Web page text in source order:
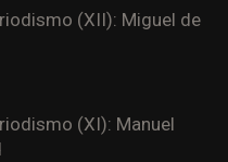
(XII): Miguel de
(XI): Manuel